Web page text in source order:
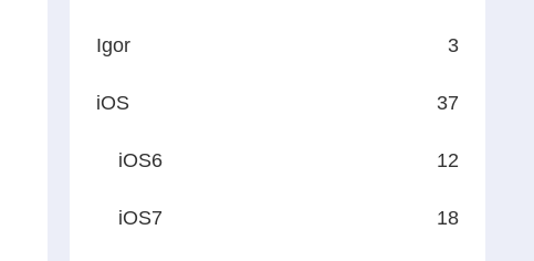
Igor 3
iOS 37
iOS6 12
iOS7 18